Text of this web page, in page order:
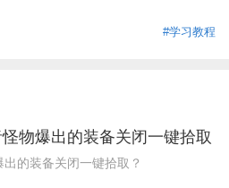
#学习教程
物爆出的装备关闭一键拾取
的装备关闭一键拾取？